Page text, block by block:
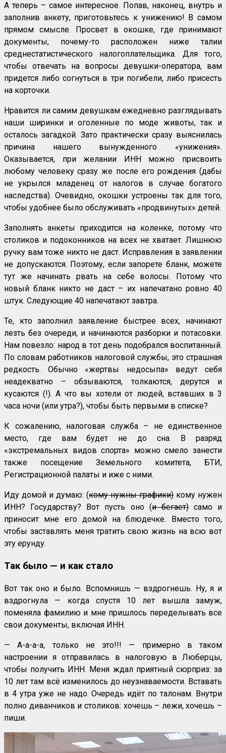
А теперь – самое интересное. Попав, наконец, внутрь и
заполнив анкету, приготовьтесь к унижению! В самом
прямом смысле. Просвет в окошке, где принимают
документы, почему-то расположен ниже талии
среднестатистического налогоплательщика. Для того,
чтобы отвечать на вопросы девушки-оператора, вам
придется либо согнуться в три погибели, либо присесть
на корточки.
Нравится ли самим девушкам ежедневно разглядывать
наши ширинки и оголенные по моде животы, так и
осталось загадкой. Зато практически сразу выяснилась
причина нашего вынужденного «унижения».
Оказывается, при желании ИНН можно присвоить
любому человеку сразу же после его рождения (дабы
не укрылся младенец от налогов в случае богатого
наследства). Очевидно, окошки устроены так для того,
чтобы удобнее было обслуживать «продвинутых» детей.
Заполнять анкеты приходится на коленке, потому что
столиков и подоконников на всех не хватает. Лишнюю
ручку вам тоже никто не даст. Исправления в заявлении
не допускаются. Поэтому, если запорете бланк, можете
тут же начинать рвать на себе волосы. Потому что
новый бланк никто не даст – их напечатано ровно 40
штук. Следующие 40 напечатают завтра.
Те, кто заполнил заявление быстрее всех, начинают
лезть без очереди, и начинаются разборки и потасовки.
Нам повезло: народ в тот день подобрался воспитанный.
По словам работников налоговой службы, это страшная
редкость. Обычно «жертвы недосыпа» ведут себя
неадекватно – обзываются, толкаются, дерутся и
кусаются (!). А что вы хотели от людей, вставших в 3
часа ночи (или утра?), чтобы быть первыми в списке?
К сожалению, налоговая служба – не единственное
место, где вам будет не до сна. В разряд
«экстремальных видов спорта» можно смело занести
также посещение Земельного комитета, БТИ,
Регистрационной палаты и иже с ними.
Иду домой и думаю: (кому нужны графики) кому нужен
ИНН? Государству? Вот пусть оно (и бегает)само и
приносит мне его домой на блюдечке. Вместо того,
чтобы заставлять меня тратить свою жизнь на всю вот
эту ерунду.
Так было — и как стало
Вот так оно и было. Вспомнишь — вздрогнешь. Ну, я и
вздрогнула — когда спустя 10 лет вышла замуж,
поменяла фамилию и мне пришлось переделывать все
свои документы, включая ИНН.
— А-а-а-а, только не это!!! — примерно в таком
настроении я отправилась в налоговую в Люберцы,
чтобы получить ИНН. Меня ждал приятный сюрприз: за
10 лет там всё изменилось до неузнаваемости. Вставать
в 4 утра уже не надо. Очередь идёт по талонам. Внутри
полно диванчиков и столиков: хочешь – лежи, хочешь –
пиши.